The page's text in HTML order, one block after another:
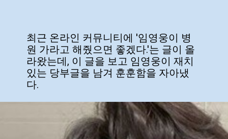
최근 온라인 커뮤니티에 '임영웅이 병
원 가라고 해줬으면 좋겠다.'는 글이 올
라왔는데, 이 글을 보고 임영웅이 재치
있는 당부글을 남겨 훈훈함을 자아냈
다.